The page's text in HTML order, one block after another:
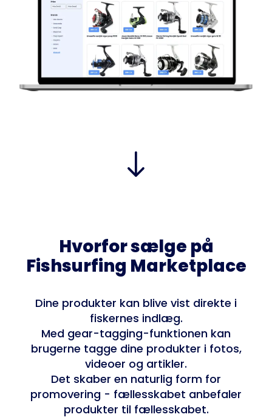
Hvorfor sælge på
Fishsurfing Marketplace
Dine produkter kan blive vist direkte i
fiskernes indlæg.
Med gear-tagging-funktionen kan
brugerne tagge dine produkter i fotos,
videoer og artikler.
Det skaber en naturlig form for
promovering - fællesskabet anbefaler
produkter til fællesskabet.